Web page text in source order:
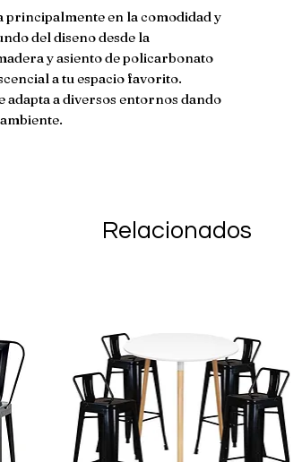
principalmente en la comodidad y
del diseno desde la
y asiento de policarbonato
a tu espacio favorito.
adapta a diversos entornos dando
Relacionados